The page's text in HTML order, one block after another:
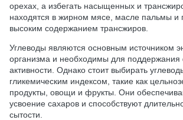
орехах, а избегать насыщенных и
находятся в жирном мясе, масле пальмы и
высоким содержанием трансжиров.
Углеводы являются основным источником
организма и необходимы для поддержания
активности. Однако стоит выбирать
гликемическим индексом, такие как
продукты, овощи и фрукты. Они
усвоение сахаров и способствуют
сытости.